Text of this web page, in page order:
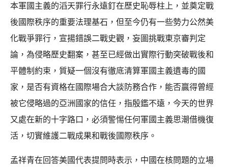
本軍國主義的滔天罪行永遠釘在歷史恥辱柱上，並奠定戰
後國際秩序的重要法理基石，但至今仍有一些勢力公然美
化戰爭罪行，宣揚錯誤二戰史觀，妄圖挑戰東京審判定
論，為侵略歷史翻案，甚至已經做出實際行動突破戰後和
平體制約束，質疑一個沒有徹底清算軍國主義遺毒的國
家，是否有資格在國際場合大談防務合作，能否贏得曾經
被它侵略過的亞洲國家的信任，指殷鑑不遠，今天的世界
又處在新的十字路口，必須警惕任何軍國主義思潮借機復
活，切實維護二戰成果和戰後國際秩序。
孟祥青在回答美國代表提問時表示，中國在核問題的立場